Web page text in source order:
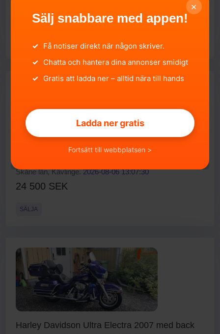
25 000 SEK
Skåne län, Kävlinge.2026-08-06 13:07:30
24 500 SEK
SÄLJA
Harley Davidson Ultra Electra 2007 med back
×
Sälj snabbare med appen!
✓ Få notiser direkt när någon skriver.
✓ Chatta och hantera dina annonser smidigt
✓ Gratis att ladda ner – alltid nära till hands
Ladda ner gratis
Fortsätt till webbplatsen >